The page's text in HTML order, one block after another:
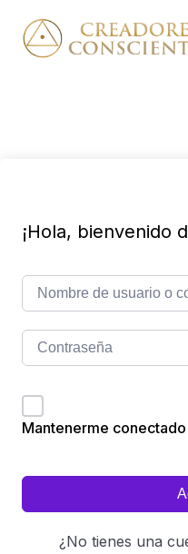
¡Hola, bienvenido
Mantenerme conectado
¿No tienes una